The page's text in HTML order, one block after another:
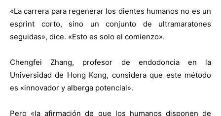
«La carrera para regenerar los dientes humanos no es un
esprint corto, sino un conjunto de ultramaratones
seguidas», dice. «Esto es solo el comienzo».
Chengfei Zhang, profesor de endodoncia en la
Universidad de Hong Kong, considera que este método
es «innovador y alberga potencial».
Pero «la afirmación de que los humanos disponen de